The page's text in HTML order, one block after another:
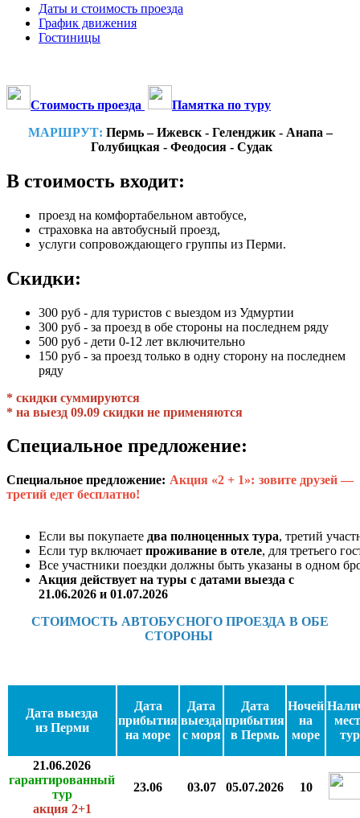
Даты и стоимость проезда
График движения
Гостиницы
Стоимость проезда
Памятка по туру
МАРШРУТ: Пермь – Ижевск - Геленджик - Анапа –
Голубицкая - Феодосия - Судак
В стоимость входит:
проезд на комфортабельном автобусе,
страховка на автобусный проезд,
услуги сопровождающего группы из Перми.
Скидки:
300 руб - для туристов с выездом из Удмуртии
300 руб - за проезд в обе стороны на последнем ряду
500 руб - дети 0-12 лет включительно
150 руб - за проезд только в одну сторону на последнем
ряду
* скидки суммируются
* на выезд 09.09 скидки не применяются
Специальное предложение:
Специальное предложение: Акция «2 + 1»: зовите друзей —
третий едет бесплатно!
Если вы покупаете два полноценных тура, третий
Если тур включает проживание в отеле, для третьего
Все участники поездки должны быть указаны в одном
Акция действует на туры с датами выезда с
21.06.2026 и 01.07.2026
СТОИМОСТЬ АВТОБУСНОГО ПРОЕЗДА В ОБЕ
СТОРОНЫ
Дата выезда
из Перми
Дата
прибытия
на море
Дата
выезда
с моря
Дата
прибытия
в Пермь
Ночей
на
море
21.06.2026
гарантированный
тур
акция 2+1
23.06 03.07 05.07.2026 10